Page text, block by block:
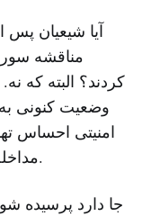
آیا شیعیان پس
مناقشه
کردند؟ البته که
وضعیت کنونی
امنیتی احساس
مداخله حزب الله در مناقشه سوریه است.
جا دارد پرسیده